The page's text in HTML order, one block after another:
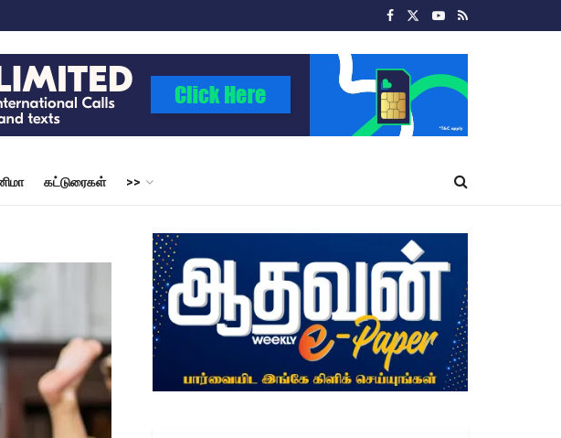
கட்டுரைகள் >>